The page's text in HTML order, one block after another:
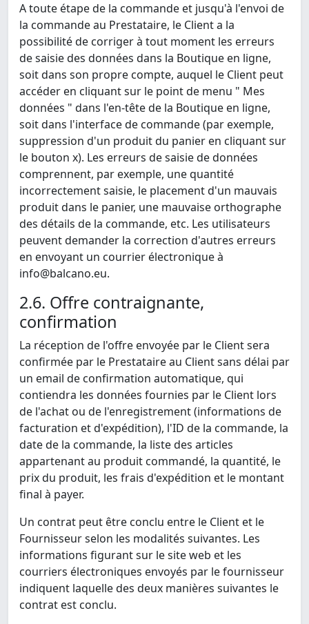
A toute étape de la commande et jusqu'à l'envoi de
la commande au Prestataire, le Client a la
possibilité de corriger à tout moment les erreurs
de saisie des données dans la Boutique en ligne,
soit dans son propre compte, auquel le Client peut
accéder en cliquant sur le point de menu " Mes
données " dans l'en-tête de la Boutique en ligne,
soit dans l'interface de commande (par exemple,
suppression d'un produit du panier en cliquant sur
le bouton x). Les erreurs de saisie de données
comprennent, par exemple, une quantité
incorrectement saisie, le placement d'un mauvais
produit dans le panier, une mauvaise orthographe
des détails de la commande, etc. Les utilisateurs
peuvent demander la correction d'autres erreurs
en envoyant un courrier électronique à
info@balcano.eu.
2.6. Offre contraignante,
confirmation
La réception de l'offre envoyée par le Client sera
confirmée par le Prestataire au Client sans délai par
un email de confirmation automatique, qui
contiendra les données fournies par le Client lors
de l'achat ou de l'enregistrement (informations de
facturation et d'expédition), l'ID de la commande, la
date de la commande, la liste des articles
appartenant au produit commandé, la quantité, le
prix du produit, les frais d'expédition et le montant
final à payer.
Un contrat peut être conclu entre le Client et le
Fournisseur selon les modalités suivantes. Les
informations figurant sur le site web et les
courriers électroniques envoyés par le fournisseur
indiquent laquelle des deux manières suivantes le
contrat est conclu.